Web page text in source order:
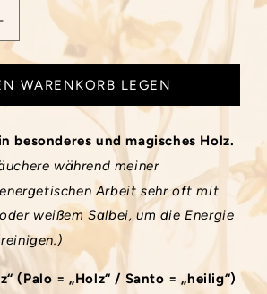
Menge für Palo Santo Sticks
die Menge für Palo Santo
WARENKORB LEGEN
besonderes und magisches Holz.
während meiner
Arbeit sehr oft mit
weißem Salbei, um die Energie
(Palo = „Holz“ / Santo = „heilig“)